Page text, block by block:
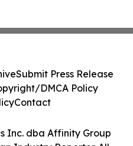
Inc. dba Affinity Group
Submit Press Release
DMCA Policy
Contact